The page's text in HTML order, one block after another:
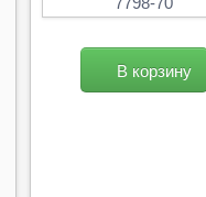
В корзину